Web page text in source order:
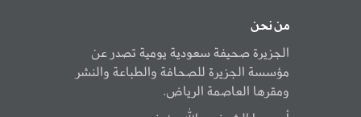
من نحن
الجزيرة صحيفة سعودية يومية تصدر عن
مؤسسة الجزيرة للصحافة والطباعة والنشر
ومقرها العاصمة الرياض.